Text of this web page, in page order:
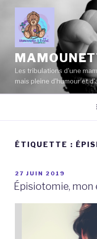
contenu
principal
Les tribulations d'une
mais pleine d'humour et
ÉTIQUETTE :
PUBLIÉ
LE
27 JUIN 2019
Épisiotomie, mon